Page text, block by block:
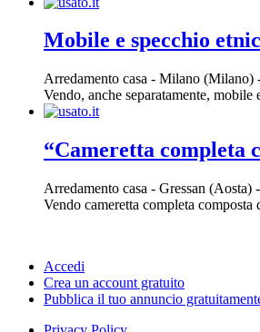
Mobile e specchio
Arredamento casa - Milano (Milano)
Vendo, anche separatamente,
“Cameretta completa
Arredamento casa - Gressan (Aosta) -
Vendo cameretta completa composta
Accedi
Crea un account gratuito
Pubblica il tuo annuncio